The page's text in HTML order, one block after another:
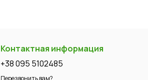
Контактная информация
+38 095 5102485
Перезвонить вам?